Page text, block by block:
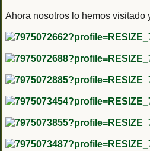
Ahora nosotros lo hemos visitado